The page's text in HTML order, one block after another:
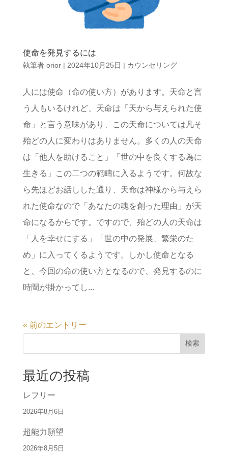
使命を発見するには
執筆者 orior| 2024年10月25日 | カウンセリング
人には使命（命の使い方）があります。天命と言
う人もいるけれど、天命は「天から与えられた使
命」と言う意味があり、この天命については凡そ
殆どの人に変わりはありません。多くの人の天命
は「他人を助けること」「世の中を良くする為に
生きる」この二つの範疇に入るようです。何故な
ら先ほどお話しした通り、天命は神様から与えら
れた使命なので「あなたの魂を創った理由」が天
命になるからです。ですので、殆どの人の天命は
「人を幸せにする」「世の中の発展、繁栄のた
め」に入ってくるようです。しかし使命となる
と、今回の命の使い方となるので、発見するのに
時間が掛かってし...
« 前のエントリー
検索
最近の投稿
レフリー
2026年8月6日
超能力願望
2026年8月5日